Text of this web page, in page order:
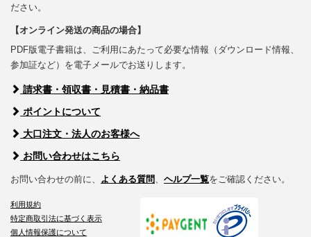
ださい。
【オンライン発送の商品の場合】
PDF版電子書籍は、ご利用にあたって必要な情報（ダウンロード情報、
参加証など）を電子メールでお送りします。
請求書・領収書・見積書・納品書
ポイントについて
大口注文・法人のお客様へ
お問い合わせはこちら
お問い合わせの前に、 よくある質問、 ヘルプ一覧をご確認ください。
利用規約
特定商取引法に基づく表示
個人情報保護について